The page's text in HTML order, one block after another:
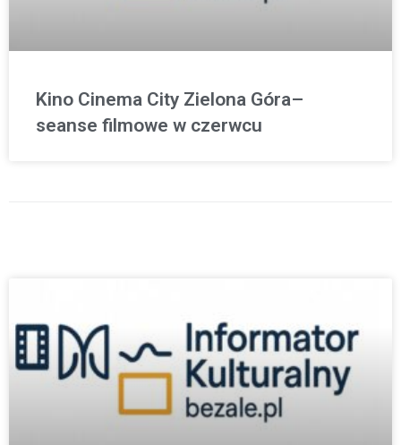
Kino Cinema City Zielona Góra–
seanse filmowe w czerwcu